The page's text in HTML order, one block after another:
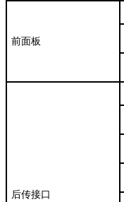
前面板
后传接口